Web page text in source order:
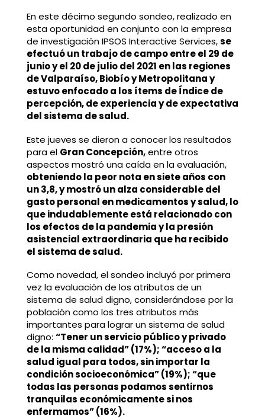
En este décimo segundo sondeo, realizado en
esta oportunidad en conjunto con la empresa
de investigación IPSOS Interactive Services,se
efectuó un trabajo de campo entre el 29 de
junio y el 20 de julio del 2021 en las regiones
de Valparaíso, Biobío y Metropolitana y
estuvo enfocado a los ítems de Índice de
percepción, de experiencia y de expectativa
del sistema de salud.
Este jueves se dieron a conocer los resultados
para el Gran Concepción,entre otros
aspectos mostró una caída en la evaluación,
obteniendo la peor nota en siete años con
un 3,8, y mostró un alza considerable del
gasto personal en medicamentos y salud, lo
que indudablemente está relacionado con
los efectos de la pandemia y la presión
asistencial extraordinaria que ha recibido
el sistema de salud.
Como novedad, el sondeo incluyó por primera
vez la evaluación de los atributos de un
sistema de salud digno, considerándose por la
población como los tres atributos más
importantes para lograr un sistema de salud
digno: “Tener un servicio público y privado
de la misma calidad” (17%); “acceso a la
salud igual para todos, sin importar la
condición socioeconómica” (19%); “que
todas las personas podamos sentirnos
tranquilas económicamente si nos
enfermamos” (16%).